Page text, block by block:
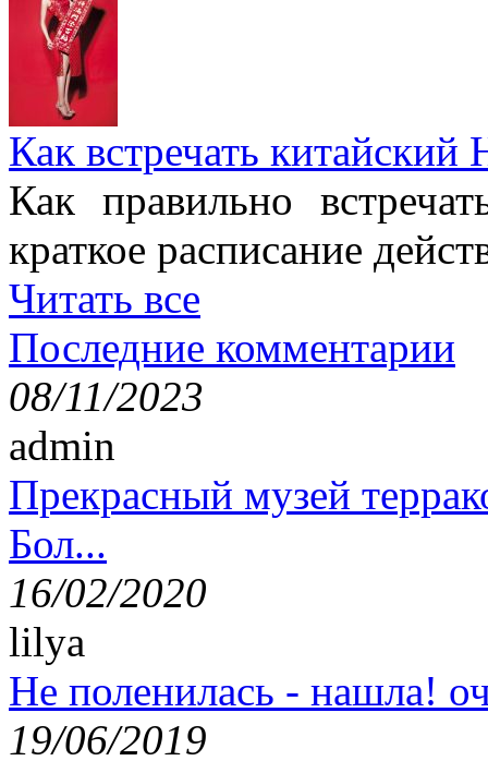
Как встречать китайский
Как правильно
краткое расписание
Читать все
Последние комментарии
08/11/2023
admin
Прекрасный музей
Бол...
16/02/2020
lilya
Не поленилась - нашла!
19/06/2019